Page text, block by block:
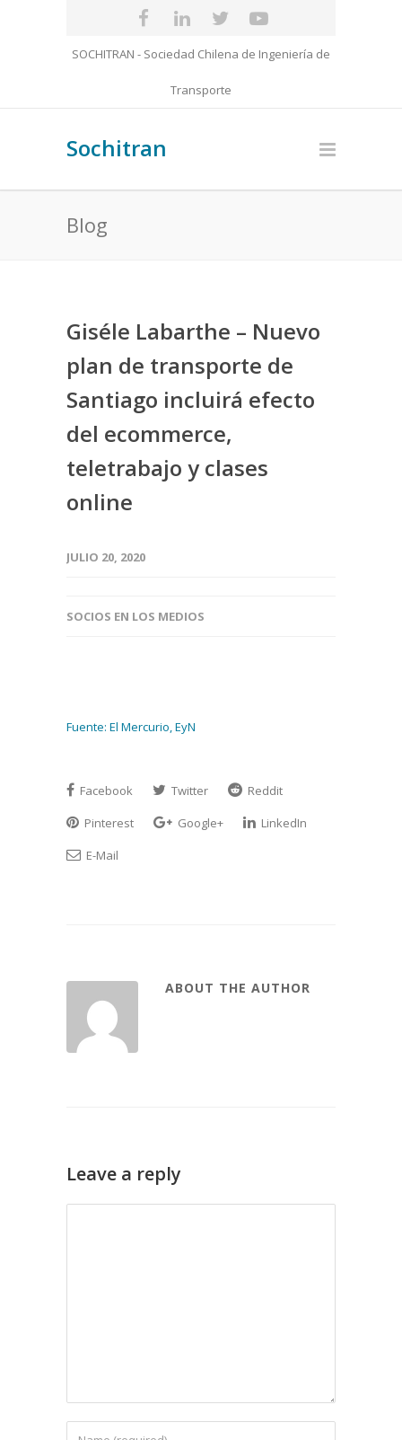
SOCHITRAN - Sociedad Chilena de Ingeniería de
Transporte
Sochitran
Blog
Giséle Labarthe – Nuevo
plan de transporte de
Santiago incluirá efecto
del ecommerce,
teletrabajo y clases
online
JULIO 20, 2020
SOCIOS EN LOS MEDIOS
Fuente: El Mercurio, EyN
Facebook Twitter
Reddit
Pinterest
Google+
LinkedIn
E-Mail
ABOUT THE AUTHOR
Leave a reply